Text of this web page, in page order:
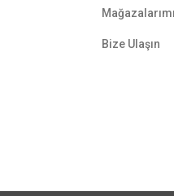
Bize Ulaşın